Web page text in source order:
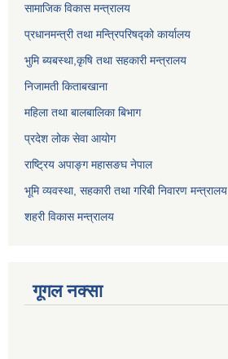
सामाजिक विकास मन्त्रालय
प्रधानमन्त्री तथा मन्त्रिपरिषद्को कार्यालय
भुमि ब्यबस्था,कृषि तथा सहकारी मन्त्रालय
निजामती किताबखाना
महिला तथा बालबालिका बिभाग
प्रदेश लोक सेवा आयोग
राष्ट्रिय अपाङ्ग महासङघ नेपाल
भूमि व्यवस्था, सहकारी तथा गरिबी निवारण मन्त्रालय
शहरी विकास मन्त्रालय
गूगल नक्सा